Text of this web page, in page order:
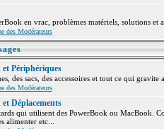
en vrac, problèmes matériels, solutions et
des Modérateurs
Périphériques
des sacs, des accessoires et tout ce qui
des Modérateurs
Déplacements
qui utilisent des PowerBook ou MacBook.
alimenter etc...